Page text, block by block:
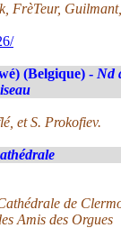
FrèTeur,
(Belgique) - Nd
et S. Prokofiev.
de
Amis des Orgues